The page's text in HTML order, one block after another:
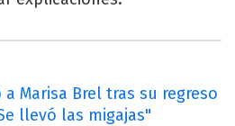
Marisa Brel tras su regreso
llevó las migajas"